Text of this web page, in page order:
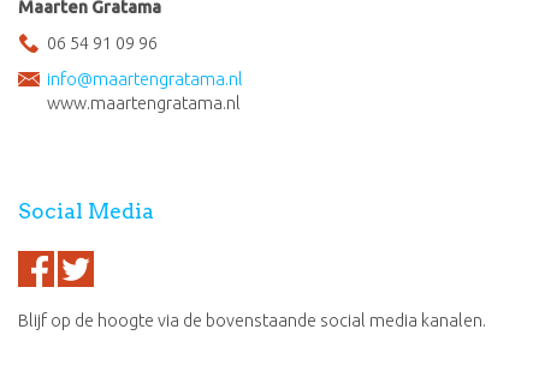
Maarten Gratama
06 54 91 09 96
info@maartengratama.nl
www.maartengratama.nl
Social Media
Blijf op de hoogte via de bovenstaande social media kanalen.